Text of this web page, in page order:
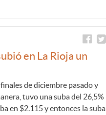
en La Rioja un
de diciembre pasado y
tuvo una suba del 26,5%
en $2.115 y entonces la suba